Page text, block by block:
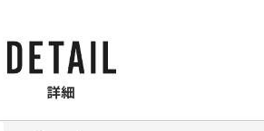
詳細